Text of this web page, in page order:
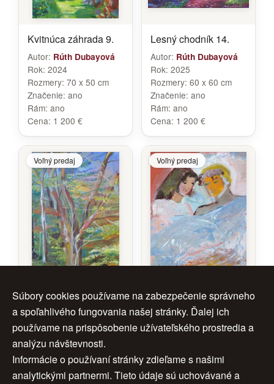
Kvitnúca záhrada 9.
Autor: Rúth Dubayová
Rok: 2024
Rozmery: 70 x 50 cm
Značenie: ano
Rám: ano
Cena: 1 200 €
Lesný chodník 14.
Autor: Rúth Dubayová
Rok: 2025
Rozmery: 60 x 60 cm
Značenie: ano
Rám: ano
Cena: 1 200 €
Voľný predaj
Strom 5.
Autor: Rúth Dubayová
Rok:2025
Rozmery:70 x 50 cm
Značenie:ano
Rám:ano
Cena:1 200 €
Voľný predaj
Brieždenie
Autor: Rúth Dubayová
Cena:180 €
Súbory cookies používame na zabezpečenie správneho
a spoľahlivého fungovania našej stránky. Ďalej ich
používame na prispôsobenie užívateľského prostredia a
analýzu návštevnosti.
Informácie o používaní stránky zdieľame s našimi
analytickými partnermi. Tieto údaje sú uchovávané a